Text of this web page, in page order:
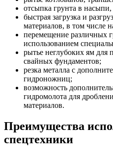
отсыпка грунта в
быстрая загрузка и
материалов, в том числе
перемещение различных
использованием
рытье неглубоких ям для
свайных фундаментов;
резка металла с
гидроножниц;
возможность
гидромолота для
материалов.
Преимущества
спецтехники